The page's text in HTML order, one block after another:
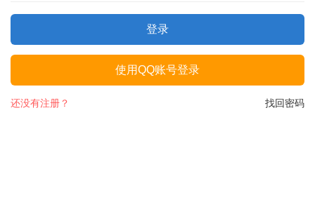
登录
使用QQ账号登录
找回密码
还没有注册？